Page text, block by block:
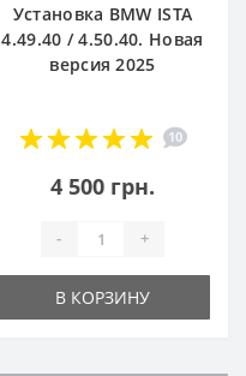
Установка BMW ISTA
4.49.40 / 4.50.40. Новая
версия 2025
10
4 500 грн.
- +
В КОРЗИНУ